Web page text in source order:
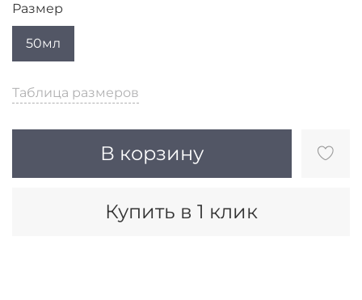
Таблица размеров
В корзину
Купить в 1 клик
Размер
50мл